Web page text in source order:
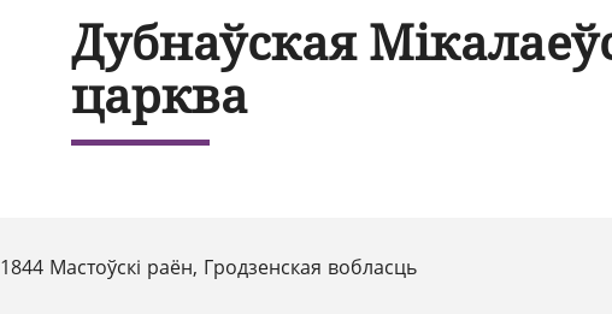
Дубнаўская
царква
1844 Мастоўскі раён, Гродзенская вобласць